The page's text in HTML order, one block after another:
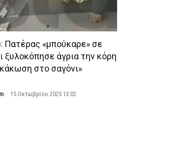
Πατέρας «μπούκαρε» σε
ξυλοκόπησε άγρια την κόρη
στο σαγόνι»
- 15 Οκτωβρίου 2025 13:02